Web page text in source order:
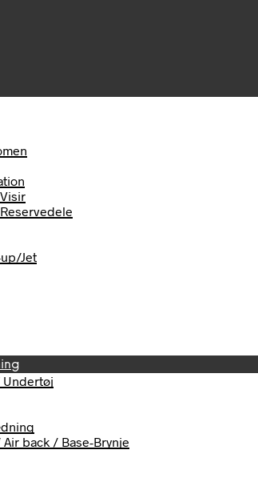
Jet
Undertøj
back / Base-Brynje